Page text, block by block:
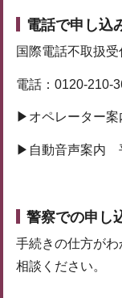
電話で申し込
国際電話不取扱
電話：0120-210-
▶︎オペレーター
▶︎自動音声案内
警察での申し
手続きの仕方が
相談ください。